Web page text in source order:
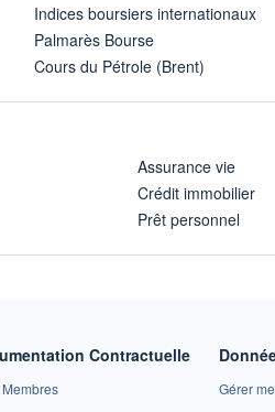
Indices boursiers internationaux
Palmarès Bourse
Cours du Pétrole (Brent)
Assurance vie
Crédit immobilier
Prêt personnel
Contractuelle
Gérer